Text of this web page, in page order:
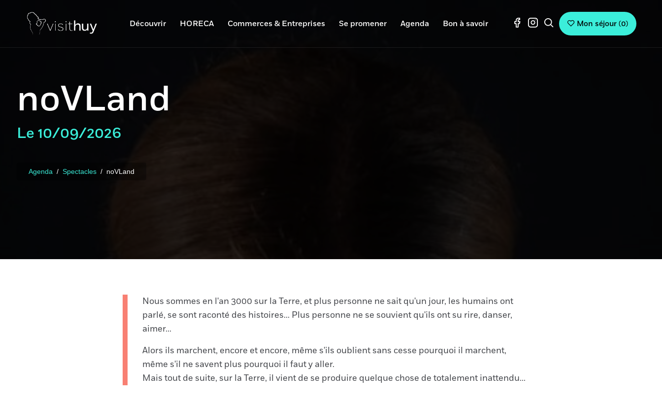
Découvrir HORECA Commerces & Entreprises Se promener Agenda Bon à savoir Mon séjour(0)
noVLand
Le 10/09/2026
Agenda Spectacles noVLand
Nous sommes en l'an 3000 sur la Terre, et plus personne ne sait qu'un jour, les humains ont
parlé, se sont raconté des histoires... Plus personne ne se souvient qu'ils ont su rire, danser,
aimer...
Alors ils marchent, encore et encore, même s'ils oublient sans cesse pourquoi il marchent,
même s'il ne savent plus pourquoi il faut y aller.
Mais tout de suite, sur la Terre, il vient de se produire quelque chose de totalement inattendu...